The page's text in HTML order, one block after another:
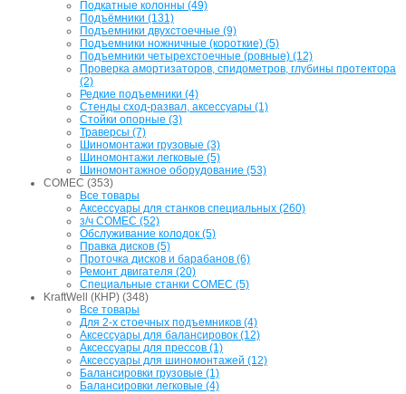
Подкатные колонны (49)
Подъёмники (131)
Подъемники двухстоечные (9)
Подъемники ножничные (короткие) (5)
Подъемники четырехстоечные (ровные) (12)
Проверка амортизаторов, спидометров, глубины протектора
(2)
Редкие подъемники (4)
Стенды сход-развал, аксессуары (1)
Стойки опорные (3)
Траверсы (7)
Шиномонтажи грузовые (3)
Шиномонтажи легковые (5)
Шиномонтажное оборудование (53)
COMEC (353)
Все товары
Аксессуары для станков специальных (260)
з/ч COMEC (52)
Обслуживание колодок (5)
Правка дисков (5)
Проточка дисков и барабанов (6)
Ремонт двигателя (20)
Специальные станки COMEC (5)
KraftWell (КНР) (348)
Все товары
Для 2-х стоечных подъемников (4)
Аксессуары для балансировок (12)
Аксессуары для прессов (1)
Аксессуары для шиномонтажей (12)
Балансировки грузовые (1)
Балансировки легковые (4)